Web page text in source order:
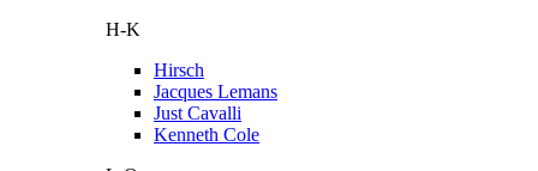
H-K
Hirsch
Jacques Lemans
Just Cavalli
Kenneth Cole